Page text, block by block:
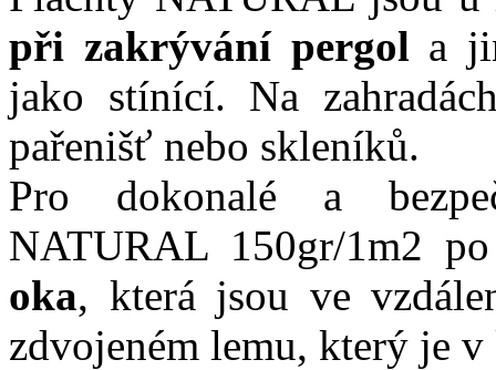
při zakrývání pergol a
jako stínící. Na
pařenišť nebo skleníků.
Pro dokonalé a
NATURAL 150gr/1m2
oka, která jsou ve
zdvojeném lemu, který je